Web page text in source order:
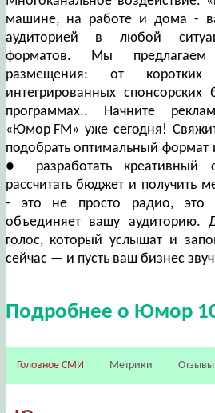
машине, на работе и дома -
аудиторией в любой
форматов. Мы
размещения: от
интегрированных
программах.. Начните
«Юмор FM» уже сегодня!
подобрать оптимальный формат
● разработать креативный
рассчитать бюджет и получить
- это не просто радио, это
объединяет вашу аудиторию.
голос, который услышат и
сейчас — и пусть ваш бизнес
Подробнее о Юмор
Головное СМИ Метрики Отзывы